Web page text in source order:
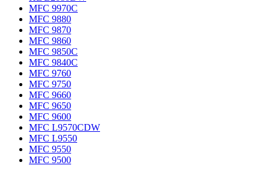
MFC 9970C
MFC 9880
MFC 9870
MFC 9860
MFC 9850C
MFC 9840C
MFC 9760
MFC 9750
MFC 9660
MFC 9650
MFC 9600
MFC L9570CDW
MFC L9550
MFC 9550
MFC 9500